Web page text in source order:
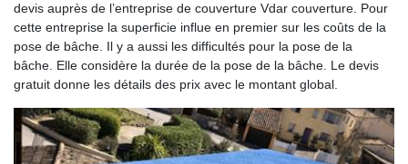
devis auprès de l’entreprise de couverture Vdar couverture. Pour
cette entreprise la superficie influe en premier sur les coûts de la
pose de bâche. Il y a aussi les difficultés pour la pose de la
bâche. Elle considère la durée de la pose de la bâche. Le devis
gratuit donne les détails des prix avec le montant global.